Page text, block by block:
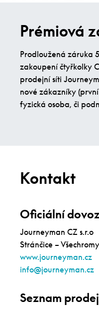
Prémiová
Prodloužená záruka
zakoupení čtyřkolky
prodejní síti
nové zákazníky
fyzická osoba, či
Kontakt
Oficiální
Journeyman CZ s.r.o
Stránčice –
www.journeyman.cz
info@journeyman.cz
Seznam